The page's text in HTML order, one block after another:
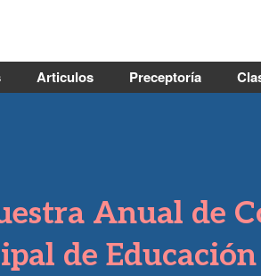
Articulos Preceptoría
Anual de
de